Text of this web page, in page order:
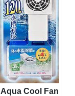
Cool Fan